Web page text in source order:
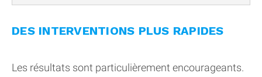
DES INTERVENTIONS PLUS RAPIDES
Les résultats sont particulièrement encourageants.